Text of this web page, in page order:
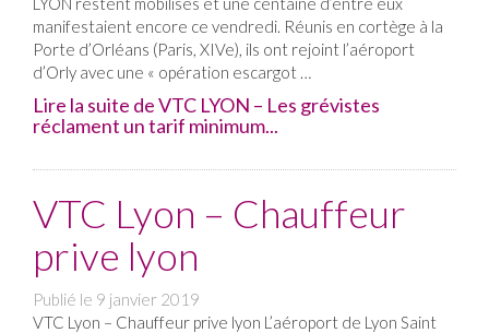
manifestaient encore ce vendredi. Réunis en cortège à la
Porte d’Orléans (Paris, XIVe), ils ont rejoint l’aéroport
d’Orly avec une « opération escargot …
Lire la suite de VTC LYON – Les grévistes
réclament un tarif minimum...
VTC Lyon – Chauffeur
prive lyon
Publié le 9 janvier 2019
VTC Lyon – Chauffeur prive lyon L’aéroport de Lyon Saint